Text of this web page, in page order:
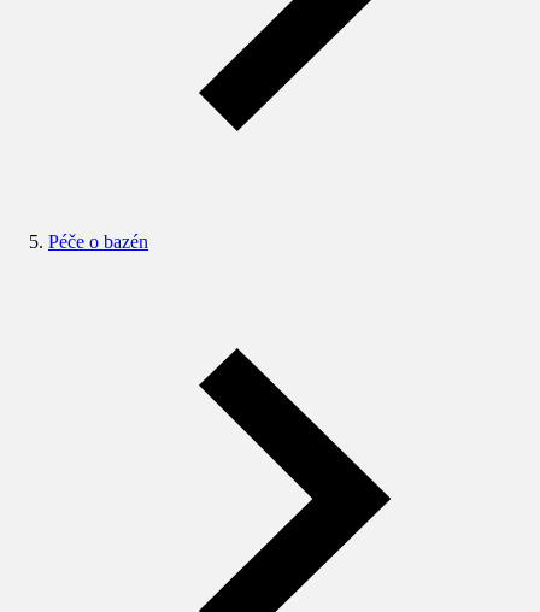
Péče o bazén